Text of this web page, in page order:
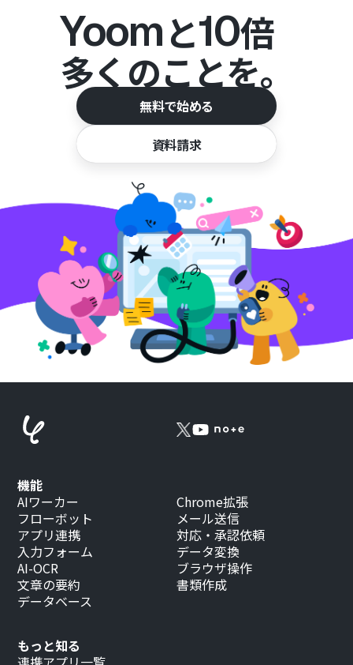
Yoomと10倍
多くのことを。
無料で始める
資料請求
もっと知る
機能
AIワーカー
フローボット
アプリ連携
入力フォーム
AI-OCR
文章の要約
データベース
Chrome拡張
メール送信
対応・承認依頼
データ変換
ブラウザ操作
書類作成